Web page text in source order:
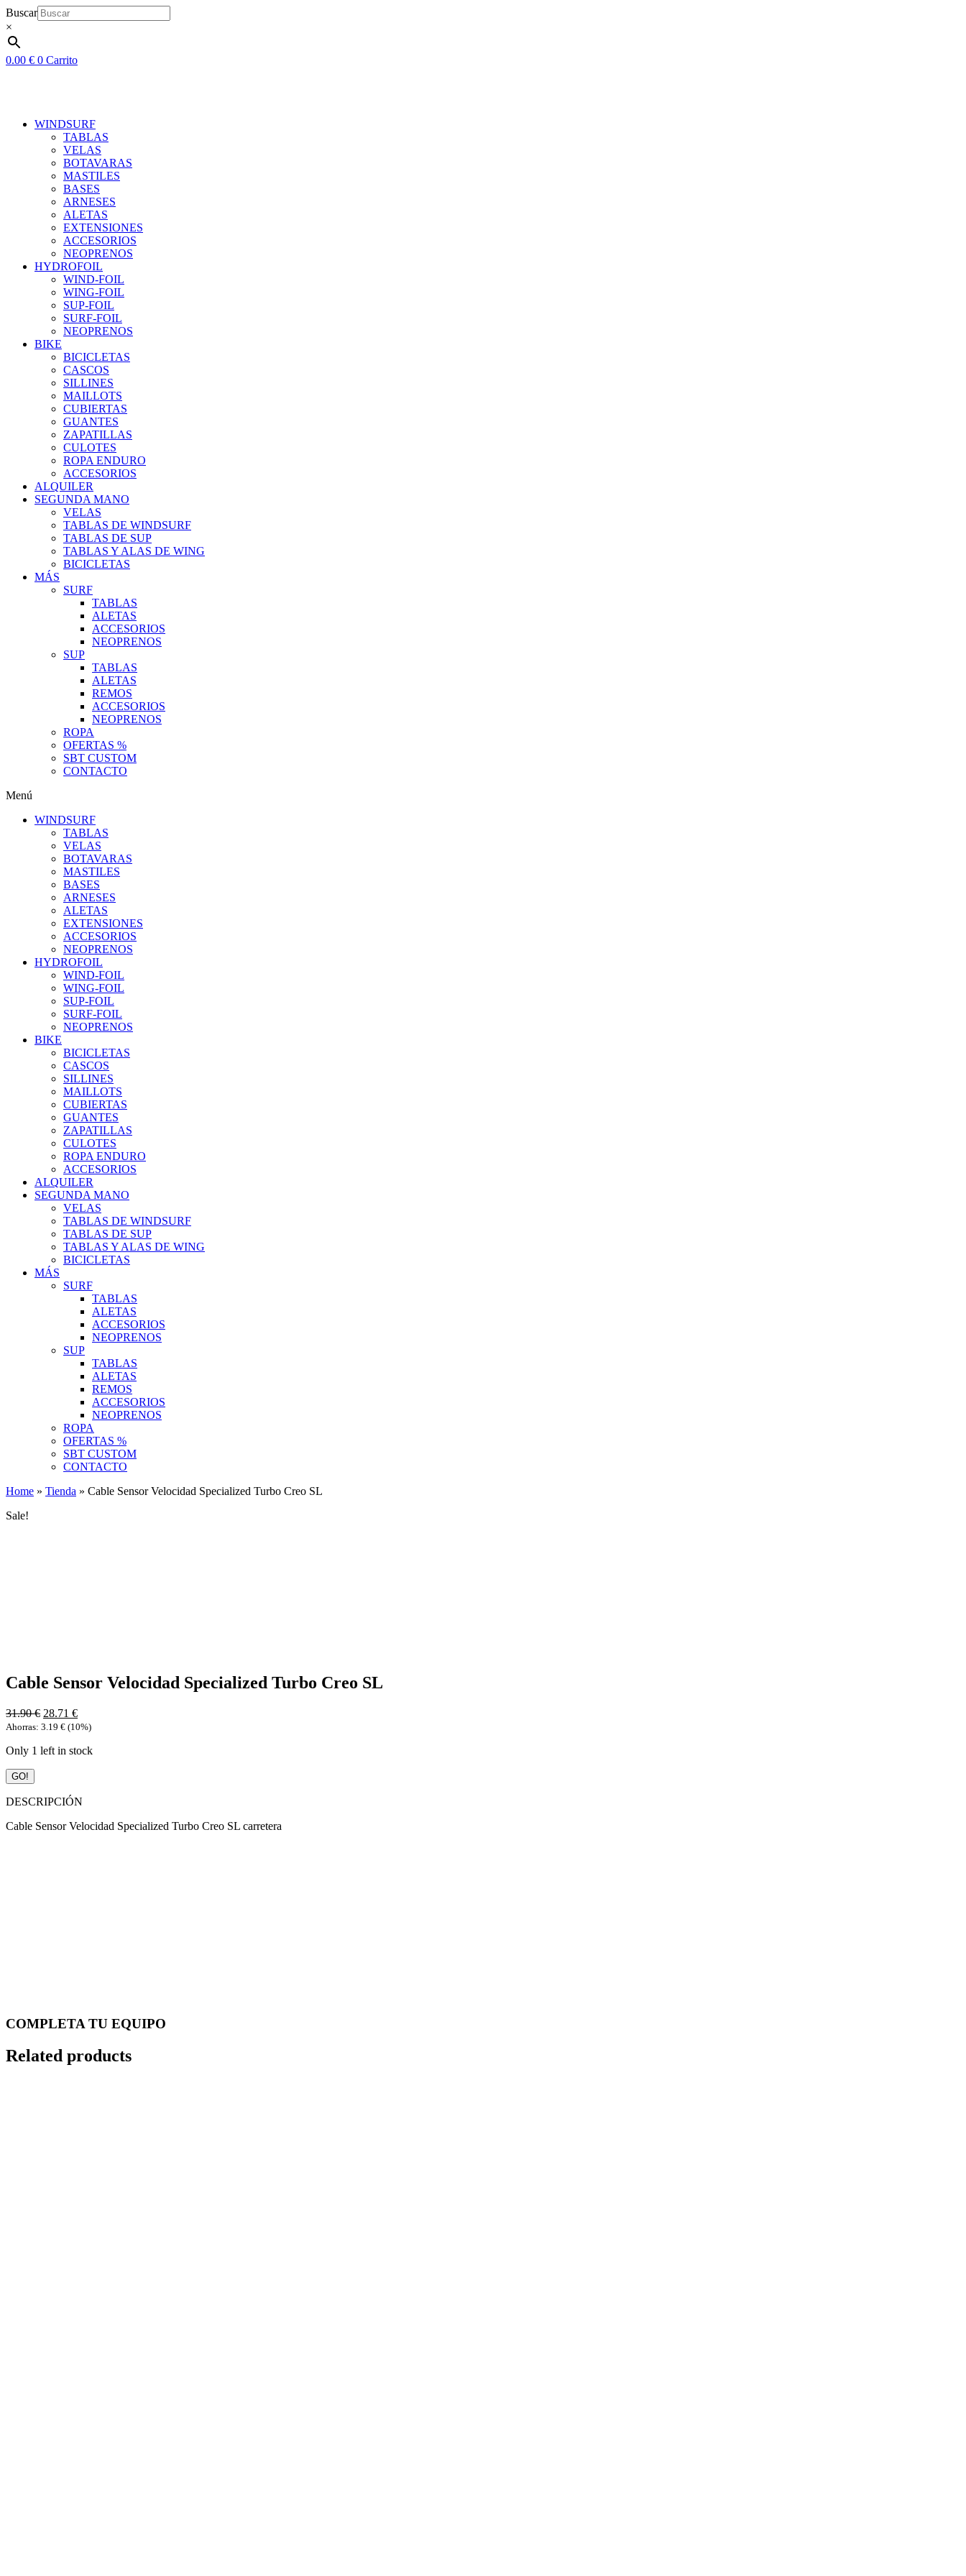
Ir
al
contenido
Buscar
×
0.00 € 0 Carrito
WINDSURF
TABLAS
VELAS
BOTAVARAS
MASTILES
BASES
ARNESES
ALETAS
EXTENSIONES
ACCESORIOS
NEOPRENOS
HYDROFOIL
WIND-FOIL
WING-FOIL
SUP-FOIL
SURF-FOIL
NEOPRENOS
BIKE
BICICLETAS
CASCOS
SILLINES
MAILLOTS
CUBIERTAS
GUANTES
ZAPATILLAS
CULOTES
ROPA ENDURO
ACCESORIOS
ALQUILER
SEGUNDA MANO
VELAS
TABLAS DE WINDSURF
TABLAS DE SUP
TABLAS Y ALAS DE WING
BICICLETAS
MÁS
SURF
TABLAS
ALETAS
ACCESORIOS
NEOPRENOS
SUP
TABLAS
ALETAS
REMOS
ACCESORIOS
NEOPRENOS
ROPA
OFERTAS %
SBT CUSTOM
CONTACTO
Menú
WINDSURF
TABLAS
VELAS
BOTAVARAS
MASTILES
BASES
ARNESES
ALETAS
EXTENSIONES
ACCESORIOS
NEOPRENOS
HYDROFOIL
WIND-FOIL
WING-FOIL
SUP-FOIL
SURF-FOIL
NEOPRENOS
BIKE
BICICLETAS
CASCOS
SILLINES
MAILLOTS
CUBIERTAS
GUANTES
ZAPATILLAS
CULOTES
ROPA ENDURO
ACCESORIOS
ALQUILER
SEGUNDA MANO
VELAS
TABLAS DE WINDSURF
TABLAS DE SUP
TABLAS Y ALAS DE WING
BICICLETAS
MÁS
SURF
TABLAS
ALETAS
ACCESORIOS
NEOPRENOS
SUP
TABLAS
ALETAS
REMOS
ACCESORIOS
NEOPRENOS
ROPA
OFERTAS %
SBT CUSTOM
CONTACTO
Home » Tienda » Cable Sensor Velocidad Specialized Turbo Creo SL
Sale!
Cable Sensor Velocidad Specialized Turbo Creo SL
31.90€ 28.71 €
Ahorras: 3.19 € (10%)
Only 1 left in stock
Cable
Sensor
Velocidad
Turbo
GO!
DESCRIPCIÓN
Cable Sensor Velocidad Specialized Turbo Creo SL carretera
COMPLETA TU EQUIPO
Related products